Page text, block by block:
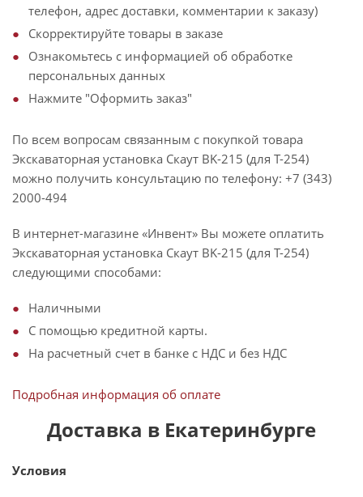
телефон, адрес доставки, комментарии к заказу)
Скорректируйте товары в заказе
Ознакомьтесь с информацией об обработке
персональных данных
Нажмите "Оформить заказ"
По всем вопросам связанным с покупкой товара
Экскаваторная установка Скаут BK-215 (для T-254)
можно получить консультацию по телефону: +7 (343)
2000-494
В интернет-магазине «Инвент» Вы можете оплатить
Экскаваторная установка Скаут BK-215 (для T-254)
следующими способами:
Наличными
С помощью кредитной карты.
На расчетный счет в банке с НДС и без НДС
Подробная информация об оплате
Доставка в Екатеринбурге
Условия